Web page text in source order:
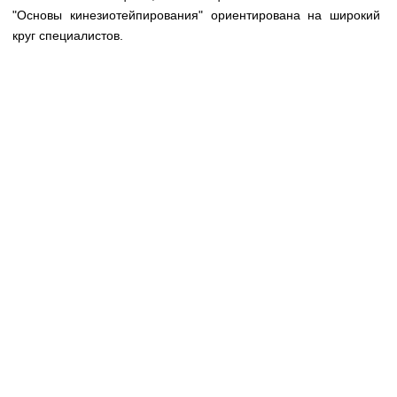
исследований
Обратная связь
"Основы кинезиотейпирования" ориентирована на широкий
круг специалистов.